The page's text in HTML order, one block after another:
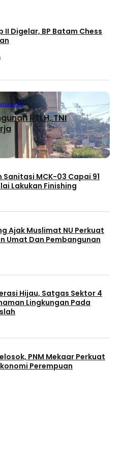
II Digelar, BP Batam Chess
Nasional
RTLH, TNI
Sanitasi MCK-03 Capai 91
Lakukan Finishing
Ajak Muslimat NU Perkuat
Umat Dan Pembangunan
Hijau, Satgas Sektor 4
Lingkungan Pada
PNM Mekaar Perkuat
Perempuan